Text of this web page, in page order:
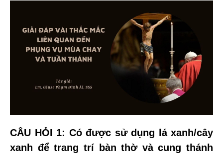
CÂU HỎI 1: Có được sử dụng lá xanh/cây
xanh để trang trí bàn thờ và cung thánh